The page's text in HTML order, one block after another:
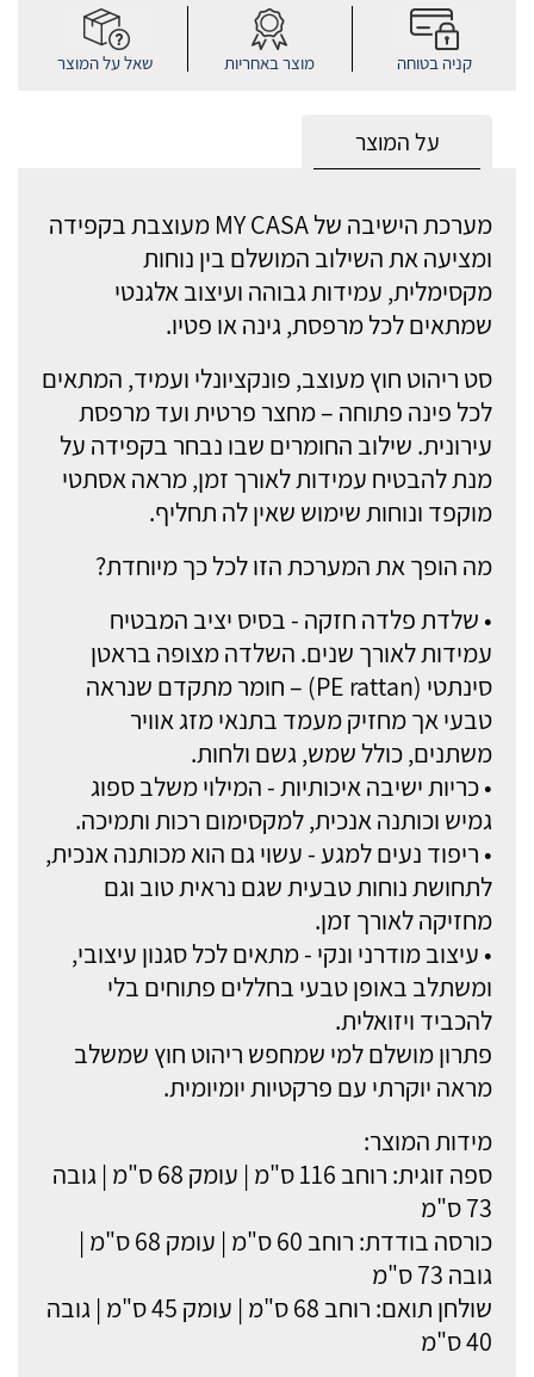
קניה בטוחה מוצר באחריות שאל על המוצר
על המוצר
מערכת הישיבה של MY CASA מעוצבת בקפידה
ומציעה את השילוב המושלם בין נוחות
מקסימלית, עמידות גבוהה ועיצוב אלגנטי
שמתאים לכל מרפסת, גינה או פטיו.
סט ריהוט חוץ מעוצב, פונקציונלי ועמיד, המתאים
לכל פינה פתוחה – מחצר פרטית ועד מרפסת
עירונית. שילוב החומרים שבו נבחר בקפידה על
מנת להבטיח עמידות לאורך זמן, מראה אסתטי
מוקפד ונוחות שימוש שאין לה תחליף.
מה הופך את המערכת הזו לכל כך מיוחדת?
• שלדת פלדה חזקה - בסיס יציב המבטיח
עמידות לאורך שנים. השלדה מצופה בראטן
סינתטי (PE rattan) – חומר מתקדם שנראה
טבעי אך מחזיק מעמד בתנאי מזג אוויר
משתנים, כולל שמש, גשם ולחות.
• כריות ישיבה איכותיות - המילוי משלב ספוג
גמיש וכותנה אנכית, למקסימום רכות ותמיכה.
• ריפוד נעים למגע - עשוי גם הוא מכותנה אנכית,
לתחושת נוחות טבעית שגם נראית טוב וגם
מחזיקה לאורך זמן.
• עיצוב מודרני ונקי - מתאים לכל סגנון עיצובי,
ומשתלב באופן טבעי בחללים פתוחים בלי
להכביד ויזואלית.
פתרון מושלם למי שמחפש ריהוט חוץ שמשלב
מראה יוקרתי עם פרקטיות יומיומית.
מידות המוצר:
ספה זוגית: רוחב 116 ס"מ | עומק 68 ס"מ | גובה
73 ס"מ
כורסה בודדת: רוחב 60 ס"מ | עומק 68 ס"מ |
גובה 73 ס"מ
שולחן תואם: רוחב 68 ס"מ | עומק 45 ס"מ | גובה
40 ס"מ